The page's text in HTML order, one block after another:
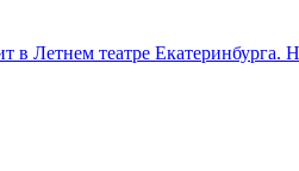
в Летнем театре